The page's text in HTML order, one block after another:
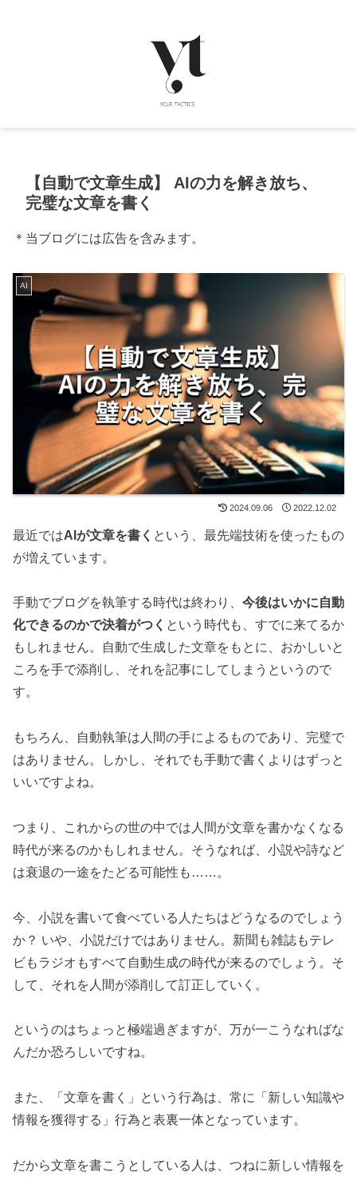
【自動で文章生成】 AIの力を解き放ち、
完璧な文章を書く
＊当ブログには広告を含みます。
AI
2024.09.06 2022.12.02
最近ではAIが文章を書く という、最先端技術を使ったもの
が増えています。
手動でブログを執筆する時代は終わり、 今後はいかに自動
化できるのかで決着がつく という時代も、すでに来てるか
もしれません。自動で生成した文章をもとに、おかしいと
ころを手で添削し、それを記事にしてしまうというので
す。
もちろん、自動執筆は人間の手によるものであり、完璧で
はありません。しかし、それでも手動で書くよりはずっと
いいですよね。
つまり、これからの世の中では人間が文章を書かなくなる
時代が来るのかもしれません。そうなれば、小説や詩など
は衰退の一途をたどる可能性も……。
今、小説を書いて食べている人たちはどうなるのでしょう
か？ いや、小説だけではありません。新聞も雑誌もテレ
ビもラジオもすべて自動生成の時代が来るのでしょう。そ
して、それを人間が添削して訂正していく。
というのはちょっと極端過ぎますが、万が一こうなればな
んだか恐ろしいですね。
また、「文章を書く」という行為は、常に「新しい知識や
情報を獲得する」行為と表裏一体となっています。
だから文章を書こうとしている人は、つねに新しい情報を